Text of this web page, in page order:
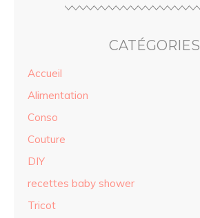
CATÉGORIES
Accueil
Alimentation
Conso
Couture
DIY
recettes baby shower
Tricot